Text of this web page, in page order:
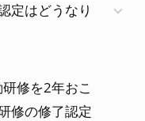
定はどうなり
修を2年おこ
修の修了認定